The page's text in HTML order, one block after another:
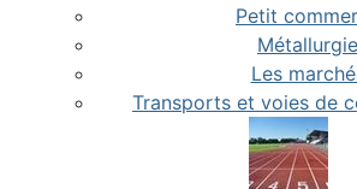
Petit
Métallurgie
Les
Transports et voies de